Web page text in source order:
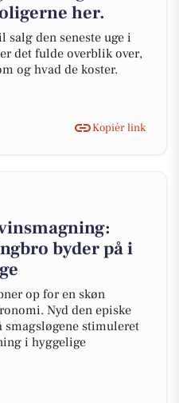
her.
den seneste uge i
det fulde overblik over,
og hvad de koster.
Kopiér link
byder på i
op for en skøn
Nyd den episke
smagsløgene stimuleret
i hyggelige